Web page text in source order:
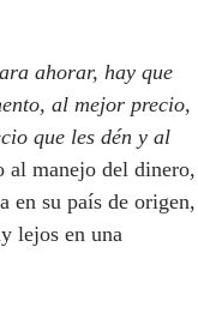
ahorar, hay que
al mejor precio,
que les dén y al
al manejo del dinero,
en su país de origen,
lejos en una